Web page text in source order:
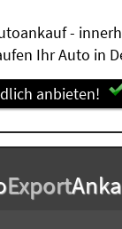
-
Ihr Auto in
anbieten!
Export